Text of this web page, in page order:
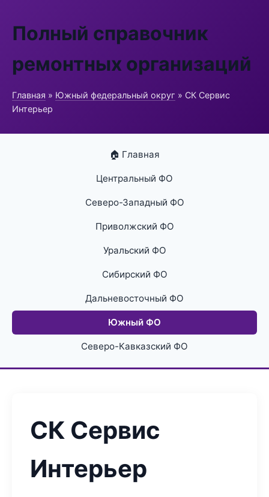
Полный справочник
ремонтных организаций
Главная » Южный федеральный округ » СК Сервис
Интерьер
🏠 Главная
Центральный ФО
Северо-Западный ФО
Приволжский ФО
Уральский ФО
Сибирский ФО
Дальневосточный ФО
Южный ФО
Северо-Кавказский ФО
СК Сервис
Интерьер